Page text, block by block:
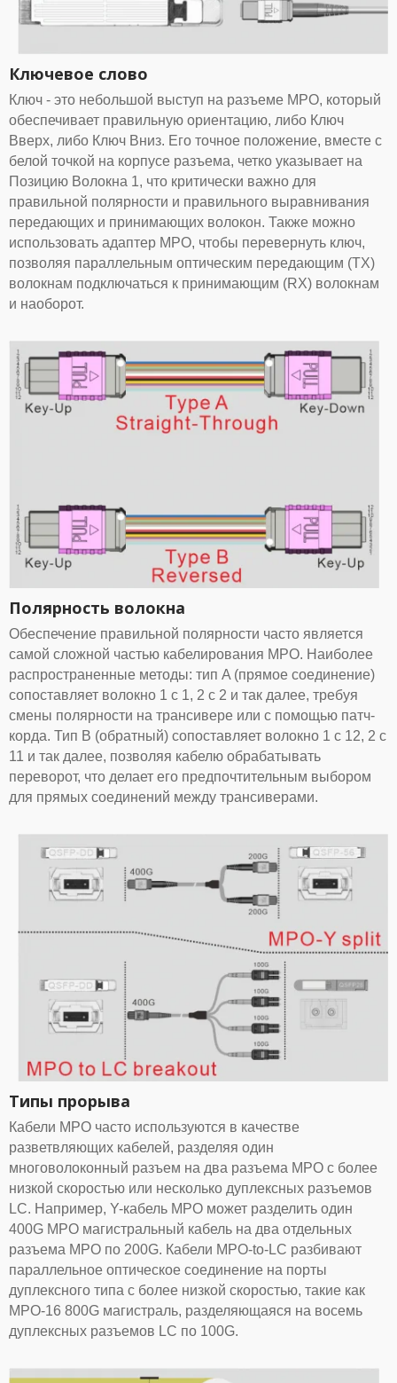
Ключевое слово
Ключ - это небольшой выступ на разъеме MPO, который
обеспечивает правильную ориентацию, либо Ключ
Вверх, либо Ключ Вниз. Его точное положение, вместе с
белой точкой на корпусе разъема, четко указывает на
Позицию Волокна 1, что критически важно для
правильной полярности и правильного выравнивания
передающих и принимающих волокон. Также можно
использовать адаптер MPO, чтобы перевернуть ключ,
позволяя параллельным оптическим передающим (TX)
волокнам подключаться к принимающим (RX) волокнам
и наоборот.
Полярность волокна
Обеспечение правильной полярности часто является
самой сложной частью кабелирования MPO. Наиболее
распространенные методы: тип A (прямое соединение)
сопоставляет волокно 1 с 1, 2 с 2 и так далее, требуя
смены полярности на трансивере или с помощью патч-
корда. Тип B (обратный) сопоставляет волокно 1 с 12, 2 с
11 и так далее, позволяя кабелю обрабатывать
переворот, что делает его предпочтительным выбором
для прямых соединений между трансиверами.
Типы прорыва
Кабели MPO часто используются в качестве
разветвляющих кабелей, разделяя один
многоволоконный разъем на два разъема MPO с более
низкой скоростью или несколько дуплексных разъемов
LC. Например, Y-кабель MPO может разделить один
400G MPO магистральный кабель на два отдельных
разъема MPO по 200G. Кабели MPO-to-LC разбивают
параллельное оптическое соединение на порты
дуплексного типа с более низкой скоростью, такие как
MPO-16 800G магистраль, разделяющаяся на восемь
дуплексных разъемов LC по 100G.